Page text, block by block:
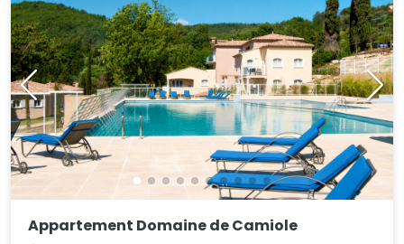
Appartement Domaine de Camiole